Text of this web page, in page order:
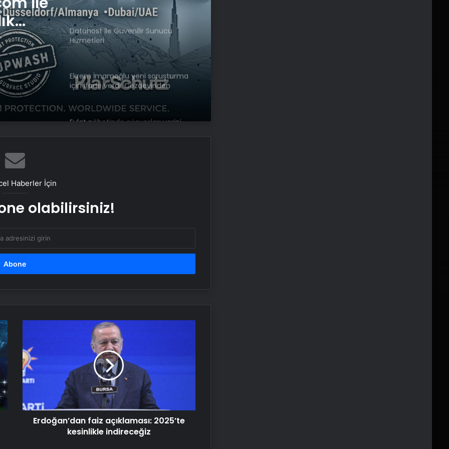
İle
Datahost İle Güvenilir Sunucu
Hizmetleri
Ekrem İmamoğlu yeni soruşturma
için ifade verdi: Cezaevinden
sevinç ve umuda bıraktı
Boğaziçi Üniversitesi’ndeki olaylarda
‘Bayraktar TB3 İnsansız Hava Aracı’,
ilk kez bir tatbikatta kullanıldı
Serjoy : Dijital Medya Ajansı, Google
Reklam Ajansı, SEO Ajansı ve Web
Tasarım Ajansı
UETDS Nedir ? Uetds.com İle Akıllı
Dijital Taşımacılık Yazılımı
Haberler İçin
olabilirsiniz!
açıklaması:
2025’te
kesinlikle
indireceğiz
Erdoğan’dan faiz açıklaması: 2025’te
kesinlikle indireceğiz